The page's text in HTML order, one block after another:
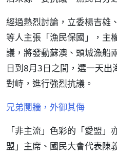
經過熱烈討論，立委楊吉雄
等人主張「漁民保國」，主
議，將發動蘇澳、頭城漁船
日到8月3日之間，選一天
對峙，進行強烈抗議。
兄弟鬩牆，外御其侮
「非主流」色彩的「愛盟
盟」主席、國民大會代表陳